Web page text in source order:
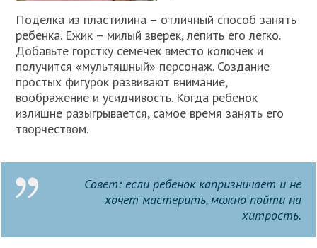
Поделка из пластилина – отличный способ занять
ребенка. Ежик – милый зверек, лепить его легко.
Добавьте горстку семечек вместо колючек и
получится «мультяшный» персонаж. Создание
простых фигурок развивают внимание,
воображение и усидчивость. Когда ребенок
излишне разыгрывается, самое время занять его
творчеством.
Совет: если ребенок капризничает и не
хочет мастерить, можно пойти на
хитрость.